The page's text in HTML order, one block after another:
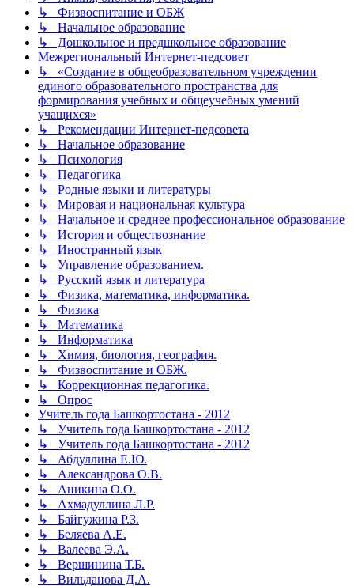
↳ Физвоспитание и ОБЖ
↳ Начальное образование
↳ Дошкольное и предшкольное образование
Межрегиональный Интернет-педсовет
↳ «Создание в общеобразовательном учреждении
единого образовательного пространства для
формирования учебных и общеучебных умений
учащихся»
↳ Рекомендации Интернет-педсовета
↳ Начальное образование
↳ Психология
↳ Педагогика
↳ Родные языки и литературы
↳ Мировая и национальная культура
↳ Начальное и среднее профессиональное образование
↳ История и обществознание
↳ Иностранный язык
↳ Управление образованием.
↳ Русский язык и литература
↳ Физика, математика, информатика.
↳ Физика
↳ Математика
↳ Информатика
↳ Химия, биология, география.
↳ Физвоспитание и ОБЖ.
↳ Коррекционная педагогика.
↳ Опрос
Учитель года Башкортостана - 2012
↳ Учитель года Башкортостана - 2012
↳ Учитель года Башкортостана - 2012
↳ Абдуллина Е.Ю.
↳ Александрова О.В.
↳ Аникина О.О.
↳ Ахмадуллина Л.Р.
↳ Байгужина Р.З.
↳ Беляева А.Е.
↳ Валеева Э.А.
↳ Вершинина Т.Б.
↳ Вильданова Д.А.